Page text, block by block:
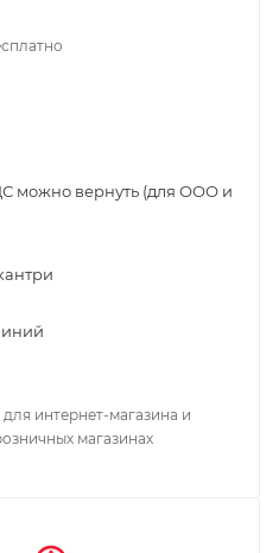
можно вернуть (для ООО и
интернет-магазина и
магазинах